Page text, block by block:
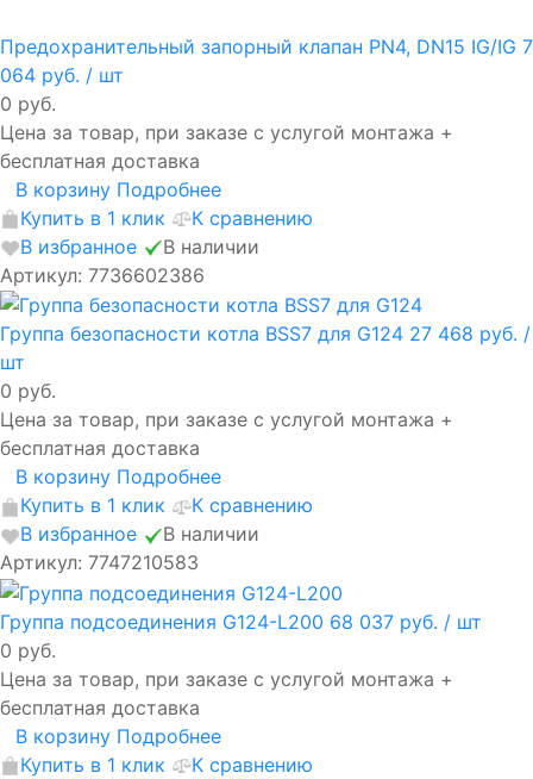
Предохранительный запорный клапан PN4, DN15 IG/IG 7
064 руб. / шт
0 руб.
Цена за товар, при заказе с услугой монтажа +
бесплатная доставка
В корзину Подробнее
Купить в 1 клик
К сравнению
В избранное
В наличии
Артикул: 7736602386
Группа безопасности котла BSS7 для G124 27 468 руб. /
шт
0 руб.
Цена за товар, при заказе с услугой монтажа +
бесплатная доставка
В корзину Подробнее
Купить в 1 клик
К сравнению
В избранное
В наличии
Артикул: 7747210583
Группа подсоединения G124-L200 68 037 руб. / шт
0 руб.
Цена за товар, при заказе с услугой монтажа +
бесплатная доставка
В корзину Подробнее
Купить в 1 клик
К сравнению